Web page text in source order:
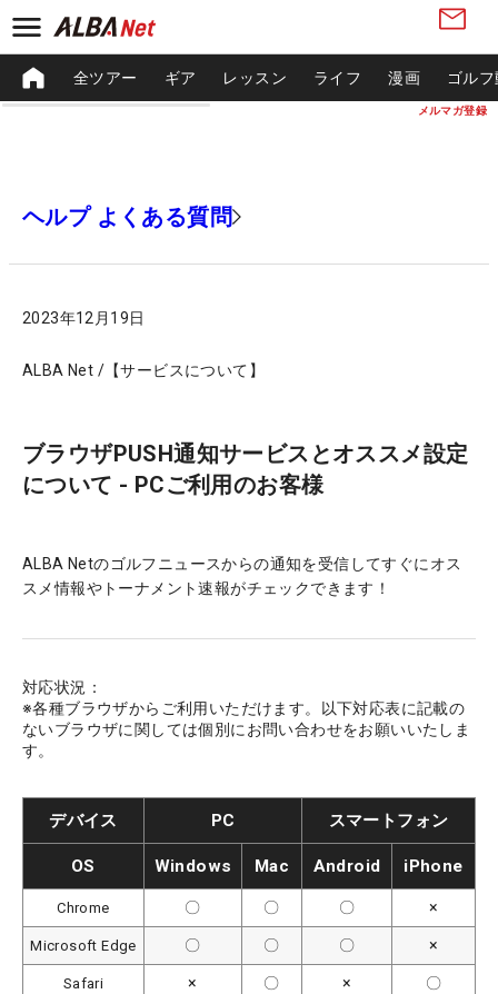
メルマガ登録
全ツアー ギア レッスン ライフ 漫画 ゴル
ヘルプ よくある質問
2023年12月19日
ALBA Net /【サービスについて】
ブラウザPUSH通知サービスとオススメ設定
について - PCご利用のお客様
ALBA Netのゴルフニュースからの通知を受信してすぐにオス
スメ情報やトーナメント速報がチェックできます！
対応状況：
※各種ブラウザからご利用いただけます。以下対応表に記載の
ないブラウザに関しては個別にお問い合わせをお願いいたしま
す。
デバイス PC スマートフォン
OS Windows Mac Android iPhone
Chrome 〇 〇 〇 ×
Microsoft Edge 〇 〇 〇 ×
Safari × 〇 × 〇